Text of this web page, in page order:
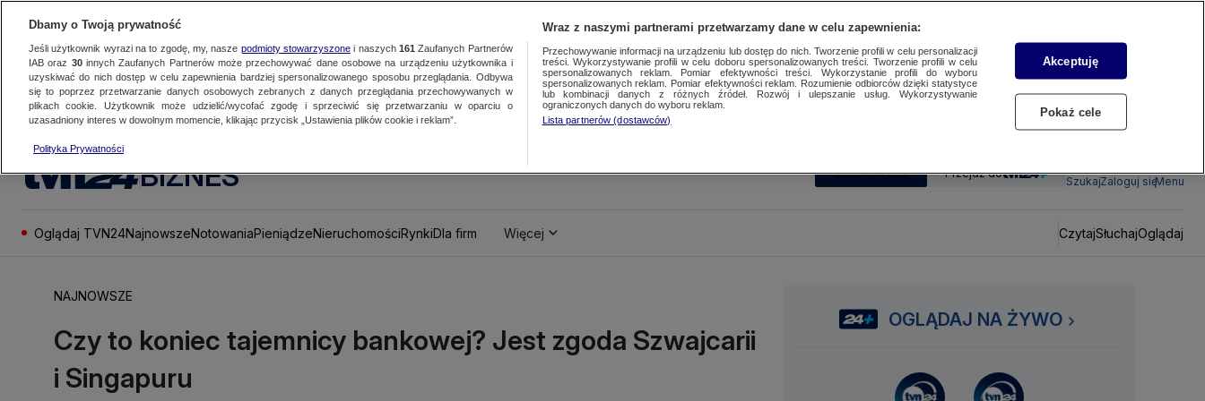
BIZNES SUBSKRYBUJ Przejdź do
SzukajZaloguj sięMenu
Oglądaj TVN24NajnowszeNotowaniaPieniądzeNieruchomościRynkiDla firm Więcej CzytajSłuchajOglądaj
NAJNOWSZE
Czy to koniec tajemnicy bankowej? Jest zgoda Szwajcarii
i Singapuru
OGLĄDAJ NA ŻYWO
Dbamy o Twoją prywatność
Jeśli użytkownik wyrazi na to zgodę, my, nasze podmioty stowarzyszonei naszych 161 Zaufanych Partnerów
IAB oraz 30innych Zaufanych Partnerów może przechowywać dane osobowe na urządzeniu użytkownika i
uzyskiwać do nich dostęp w celu zapewnienia bardziej spersonalizowanego sposobu przeglądania. Odbywa
się to poprzez przetwarzanie danych osobowych zebranych z danych przeglądania przechowywanych w
plikach cookie. Użytkownik może udzielić/wycofać zgodę i sprzeciwić się przetwarzaniu w oparciu o
uzasadniony interes w dowolnym momencie, klikając przycisk „Ustawienia plików cookie i reklam”.
Polityka Prywatności
Wraz z naszymi partnerami przetwarzamy dane w celu zapewnienia:
Przechowywanie informacji na urządzeniu lub dostęp do nich. Tworzenie profili w celu personalizacji
treści. Wykorzystywanie profili w celu doboru spersonalizowanych treści. Tworzenie profili w celu
spersonalizowanych reklam. Pomiar efektywności treści. Wykorzystanie profili do wyboru
spersonalizowanych reklam. Pomiar efektywności reklam. Rozumienie odbiorców dzięki statystyce
lub kombinacji danych z różnych źródeł. Rozwój i ulepszanie usług. Wykorzystywanie
ograniczonych danych do wyboru reklam.
Lista partnerów (dostawców)
Akceptuję
Pokaż cele